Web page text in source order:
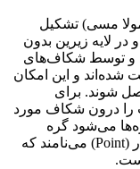
مسی) تشکیل
لایه زیرین بدون
و توسط شکاف‌های
شده‌اند و این امکان
شوند. برای
را درون شکاف مورد
می‌شود گره
(Node) نامیده می‌شود و هر گره را نقطه مدار (Point) می‌نامند که